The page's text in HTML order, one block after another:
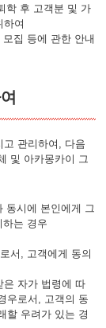
학 후 고객분 및 가
하여
집 등에 관한 안내
고 관리하여, 다음
및 아카몽카이 그
동시에 본인에게 그
는 경우
서, 고객에게 동의
은 자가 법령에 따
우로서, 고객의 동
할 우려가 있는 경